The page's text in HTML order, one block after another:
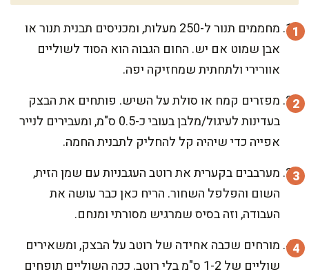
מחממים תנור ל-250 מעלות, ומכניסים תבנית תנור או
אבן שמוט אם יש. החום הגבוה הוא הסוד לשוליים
אוורירי ולתחתית שמחזיקה יפה.
מפזרים קמח או סולת על השיש. פותחים את הבצק
בעדינות לעיגול/מלבן בעובי כ-0.5 ס"מ, ומעבירים לנייר
אפייה כדי שיהיה קל להחליק לתבנית החמה.
מערבבים בקערית את רוטב העגבניות עם שמן הזית,
השום והפלפל השחור. הריח כאן כבר עושה את
העבודה, וזה בסיס שמרגיש מסורתי ומנחם.
מורחים שכבה אחידה של רוטב על הבצק, ומשאירים
שוליים של 1-2 ס"מ בלי רוטב. ככה השוליים תופחים